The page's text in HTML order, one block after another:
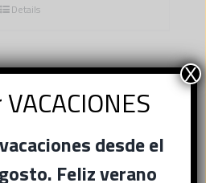
Details
desde el
Feliz verano
X
web utiliza